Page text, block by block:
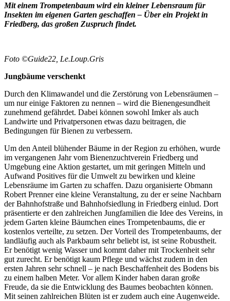
Mit einem Trompetenbaum wird ein kleiner Lebensraum für
Insekten im eigenen Garten geschaffen – Über ein Projekt in
Friedberg, das großen Zuspruch findet.
Foto ©Guide22, Le.Loup.Gris
Jungbäume verschenkt
Durch den Klimawandel und die Zerstörung von Lebensräumen –
um nur einige Faktoren zu nennen – wird die Bienengesundheit
zunehmend gefährdet. Dabei können sowohl Imker als auch
Landwirte und Privatpersonen etwas dazu beitragen, die
Bedingungen für Bienen zu verbessern.
Um den Anteil blühender Bäume in der Region zu erhöhen, wurde
im vergangenen Jahr vom Bienenzuchtverein Friedberg und
Umgebung eine Aktion gestartet, um mit geringen Mitteln und
Aufwand Positives für die Umwelt zu bewirken und kleine
Lebensräume im Garten zu schaffen. Dazu organisierte Obmann
Robert Prenner eine kleine Veranstaltung, zu der er seine Nachbarn
der Bahnhofstraße und Bahnhofsiedlung in Friedberg einlud. Dort
präsentierte er den zahlreichen Jungfamilien die Idee des Vereins, in
jedem Garten kleine Bäumchen eines Trompetenbaums, die er
kostenlos verteilte, zu setzen. Der Vorteil des Trompetenbaums, der
landläufig auch als Parkbaum sehr beliebt ist, ist seine Robustheit.
Er benötigt wenig Wasser und kommt daher mit Trockenheit sehr
gut zurecht. Er benötigt kaum Pflege und wächst zudem in den
ersten Jahren sehr schnell – je nach Beschaffenheit des Bodens bis
zu einem halben Meter. Vor allem Kinder haben daran große
Freude, da sie die Entwicklung des Baumes beobachten können.
Mit seinen zahlreichen Blüten ist er zudem auch eine Augenweide.